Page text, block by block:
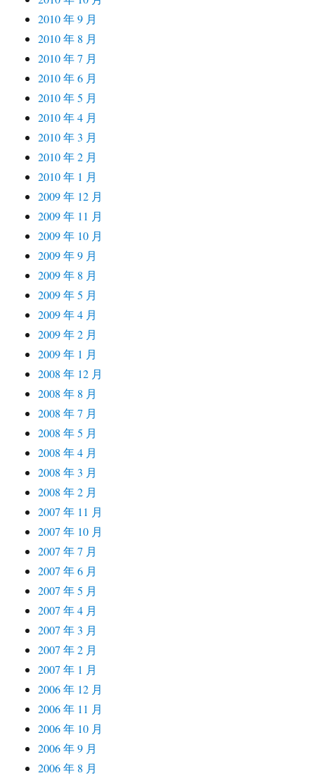
2010 年 9 月
2010 年 8 月
2010 年 7 月
2010 年 6 月
2010 年 5 月
2010 年 4 月
2010 年 3 月
2010 年 2 月
2010 年 1 月
2009 年 12 月
2009 年 11 月
2009 年 10 月
2009 年 9 月
2009 年 8 月
2009 年 5 月
2009 年 4 月
2009 年 2 月
2009 年 1 月
2008 年 12 月
2008 年 8 月
2008 年 7 月
2008 年 5 月
2008 年 4 月
2008 年 3 月
2008 年 2 月
2007 年 11 月
2007 年 10 月
2007 年 7 月
2007 年 6 月
2007 年 5 月
2007 年 4 月
2007 年 3 月
2007 年 2 月
2007 年 1 月
2006 年 12 月
2006 年 11 月
2006 年 10 月
2006 年 9 月
2006 年 8 月